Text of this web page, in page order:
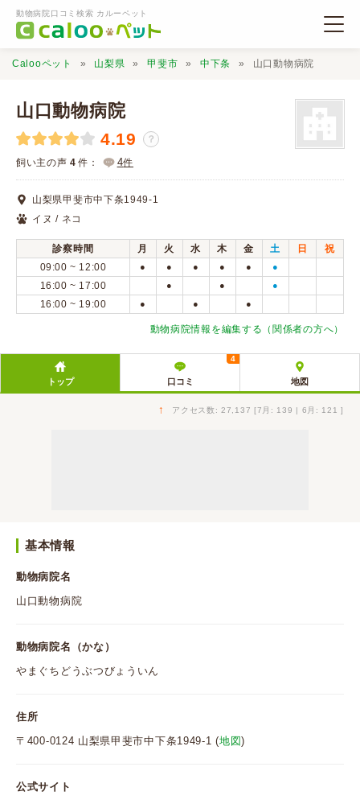
動物病院口コミ検索 カルーペット
動物病院検索
口コミ検索
Calooペットとは？
口コミ投稿
Calooペット 山梨県 甲斐市 中下条 山口動物病院
山口動物病院
4.19 ？
飼い主の声 4 件： 4件
山梨県甲斐市中下条1949-1
イヌ / ネコ
診察時間 月 火 水 木 金 土 日
祝
09:00 ~ 12:00
● ● ● ● ● ●
16:00 ~ 17:00 ● ● ●
16:00 ~ 19:00 ● ● ●
動物病院情報を編集する（関係者の方へ）
トップ 口コミ
4
地図
↑ アクセス数: 27,137 [7月: 139 | 6月: 121 ]
基本情報
動物病院名
山口動物病院
動物病院名（かな）
やまぐちどうぶつびょういん
住所
〒400-0124 山梨県甲斐市中下条1949-1 (地図)
公式サイト